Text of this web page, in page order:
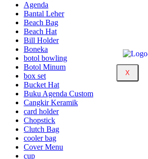
X
Agenda
Bantal Leher
Beach Bag
Beach Hat
Bill Holder
Boneka
botol bowling
Botol Minum
box set
Bucket Hat
Buku Agenda Custom
Cangkir Keramik
card holder
Chopstick
Clutch Bag
cooler bag
Cover Menu
cup